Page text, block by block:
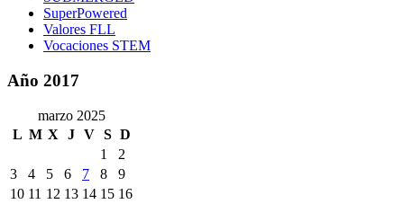
SuperPowered
Valores FLL
Vocaciones STEM
Año 2017
marzo 2025
L M X J V S D
1
2
3
4 5 6 7 8
9
10 11 12 13 14 15 16